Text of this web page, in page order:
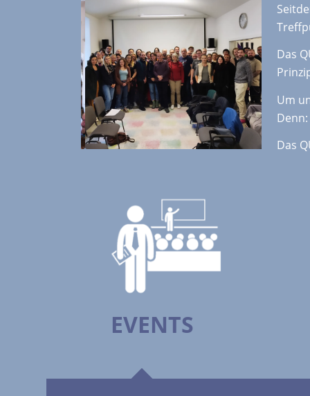
Das
Um
Denn:
Das
EVENTS